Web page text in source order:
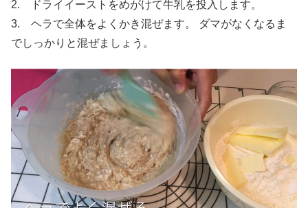
2. ドライイーストをめがけて牛乳を投入します。
3. ヘラで全体をよくかき混ぜます。 ダマがなくなるま
でしっかりと混ぜましょう。